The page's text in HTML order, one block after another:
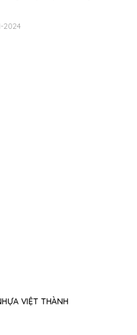
2024
VIỆT THÀNH